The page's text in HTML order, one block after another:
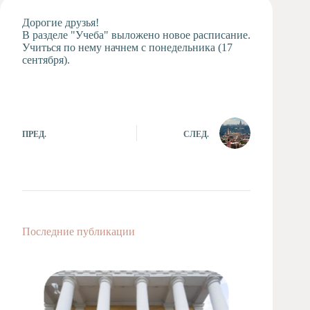
студия
Музыкальное
отделение
Дорогие друзья!
В разделе "Учеба" выложено новое расписание.
Учиться по нему начнем с понедельника (17
сентября).
ПРЕД. СЛЕД.
Последние публикации